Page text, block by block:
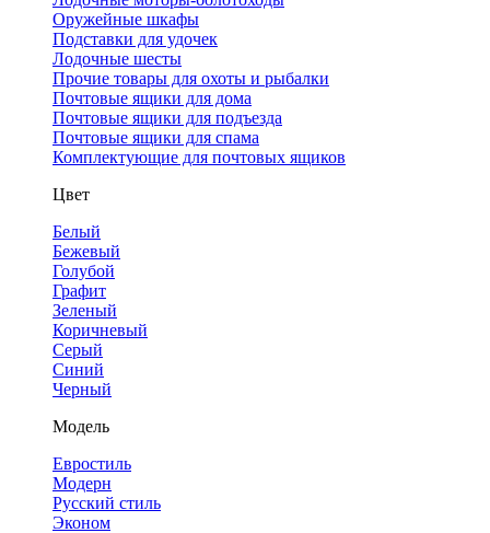
Оружейные шкафы
Подставки для удочек
Лодочные шесты
Прочие товары для охоты и рыбалки
Почтовые ящики для дома
Почтовые ящики для подъезда
Почтовые ящики для спама
Комплектующие для почтовых ящиков
Цвет
Белый
Бежевый
Голубой
Графит
Зеленый
Коричневый
Серый
Синий
Черный
Модель
Евростиль
Модерн
Русский стиль
Эконом